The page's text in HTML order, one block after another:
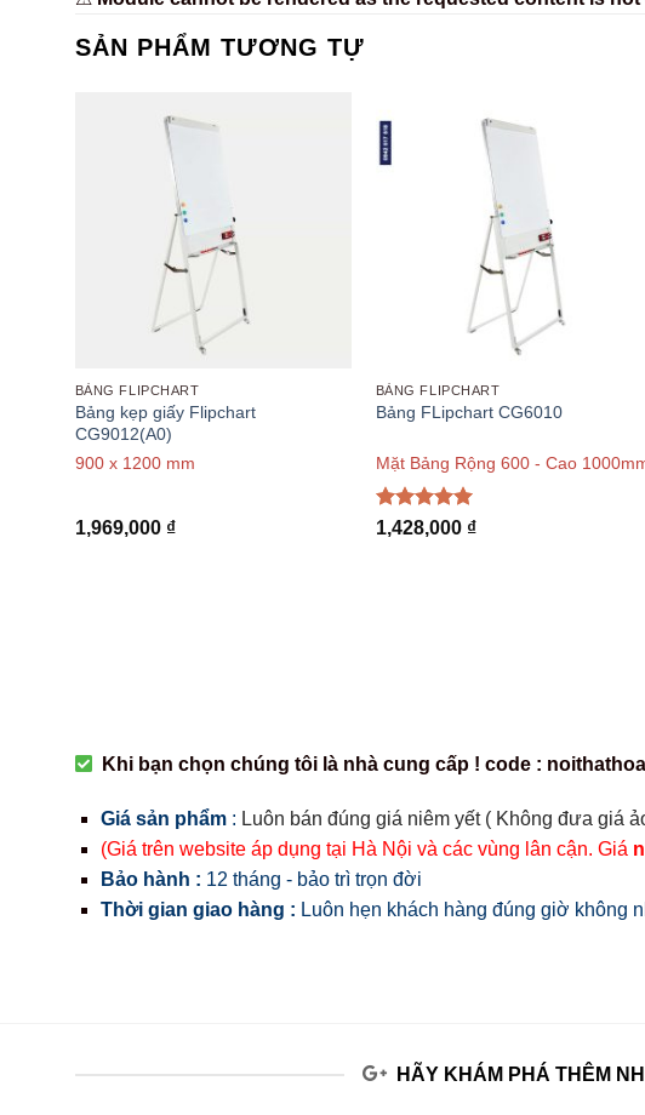
SẢN PHẨM TƯƠNG TỰ
BẢNG FLIPCHART
Bảng kẹp giấy Flipchart
CG9012(A0)
900 x 1200 mm
1,969,000 ₫
BẢNG FLIPCHART
Bảng FLipchart CG6010
Mặt Bảng Rộng 600 - Cao
Được xếp
1,428,000 ₫
Khi bạn chọn chúng tôi là nhà cung cấp ! code :
Giá sản phẩm: Luôn bán đúng giá niêm yết ( Không đưa giá
(Giá trên website áp dụng tại Hà Nội và các vùng lân cận. Giá
Bảo hành : 12 tháng - bảo trì trọn đời
Thời gian giao hàng : Luôn hẹn khách hàng đúng giờ không
HÃY KHÁM PHÁ THÊM